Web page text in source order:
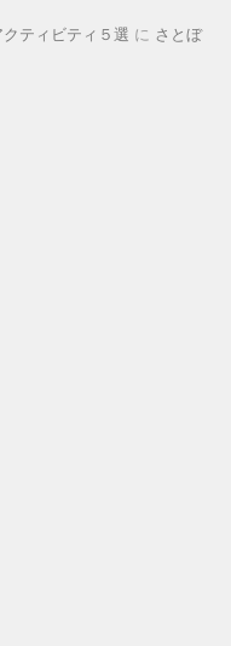
ティビティ５選 に さとぼ